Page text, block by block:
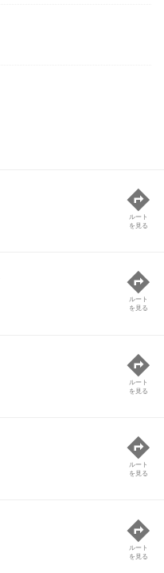
ルート
を見る
ルート
を見る
ルート
を見る
ルート
を見る
ルート
を見る